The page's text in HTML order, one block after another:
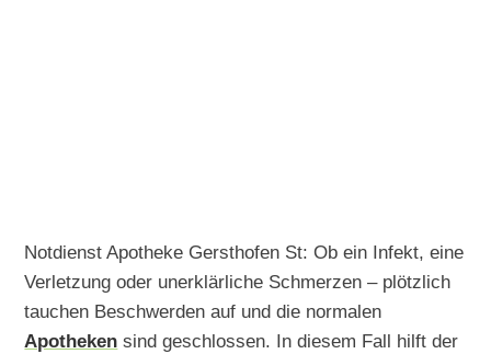
Notdienst Apotheke Gersthofen St: Ob ein Infekt, eine
Verletzung oder unerklärliche Schmerzen – plötzlich
tauchen Beschwerden auf und die normalen
Apotheken sind geschlossen. In diesem Fall hilft der